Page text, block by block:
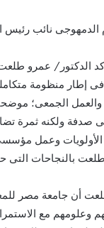
الدمهوجى نائب
الدكتور/ عمرو طلعت
إطار منظومة
والعمل الجمعى؛
صدفة ولكنه
وعمل
بالنجاحات التى
أن جامعة مصر
مع الاستمرار